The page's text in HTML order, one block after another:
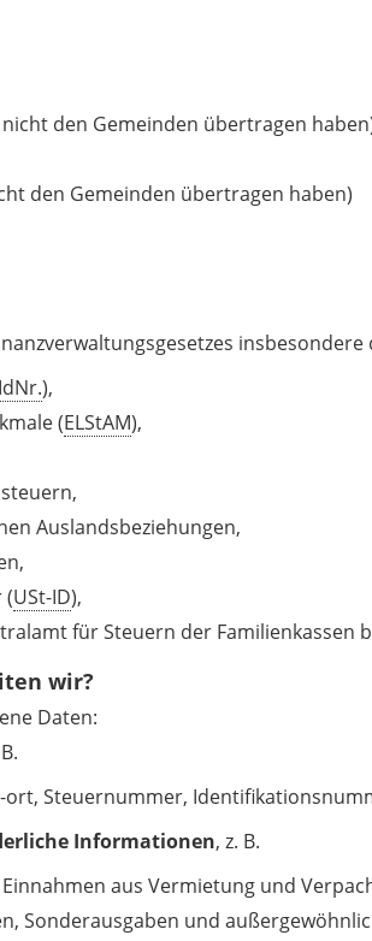
den Gemeinden übertragen
den Gemeinden übertragen haben)
IdNr.),
(ELStAM),
Auslandsbeziehungen,
(USt-ID),
für Steuern der Familienkassen
wir?
Daten:
Steuernummer,
Informationen, z. B.
aus Vermietung und
Sonderausgaben und